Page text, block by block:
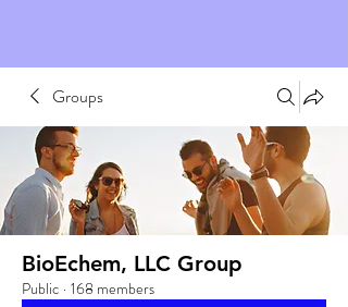
Groups
BioEchem, LLC Group
Public · 168 members